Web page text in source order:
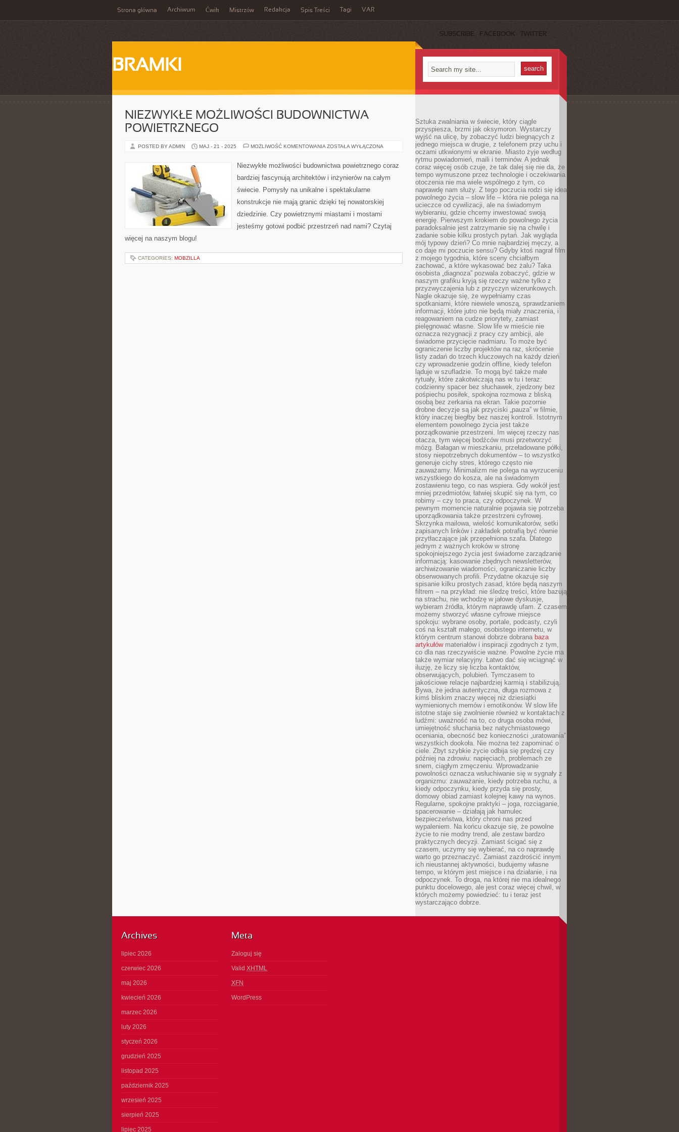
Strona główna Archiwum Ćwik Mistrzów Redakcja Spis Treści Tagi VAR
SUBSCRIBE FACEBOOK TWITTER
BRAMKI
NIEZWYKŁE MOŻLIWOŚCI BUDOWNICTWA
POWIETRZNEGO
POSTED BY ADMIN MAJ - 21 - 2025 MOŻLIWOŚĆ KOMENTOWANIA NIEZWYKŁE
POWIETRZNEGO
ZOSTAŁA WYŁĄCZONA
Niezwykłe możliwości budownictwa powietrznego coraz
bardziej fascynują architektów i inżynierów na całym
świecie. Pomysły na unikalne i spektakularne
konstrukcje nie mają granic dzięki tej nowatorskiej
dziedzinie. Czy powietrznymi miastami i mostami
jesteśmy gotowi podbić przestrzeń nad nami? Czytaj
więcej na naszym blogu!
CATEGORIES: MOBZILLA
Sztuka zwalniania w świecie, który ciągle
przyspiesza, brzmi jak oksymoron. Wystarczy
wyjść na ulicę, by zobaczyć ludzi biegnących z
jednego miejsca w drugie, z telefonem przy uchu i
oczami utkwionymi w ekranie. Miasto żyje według
rytmu powiadomień, maili i terminów. A jednak
coraz więcej osób czuje, że tak dalej się nie da, że
tempo wymuszone przez technologie i oczekiwania
otoczenia nie ma wiele wspólnego z tym, co
naprawdę nam służy. Z tego poczucia rodzi się idea
powolnego życia – slow life – która nie polega na
ucieczce od cywilizacji, ale na świadomym
wybieraniu, gdzie chcemy inwestować swoją
energię. Pierwszym krokiem do powolnego życia
paradoksalnie jest zatrzymanie się na chwilę i
zadanie sobie kilku prostych pytań. Jak wygląda
mój typowy dzień? Co mnie najbardziej męczy, a
co daje mi poczucie sensu? Gdyby ktoś nagrał film
z mojego tygodnia, które sceny chciałbym
zachować, a które wykasować bez żalu? Taka
osobista „diagnoza” pozwala zobaczyć, gdzie w
naszym grafiku kryją się rzeczy ważne tylko z
przyzwyczajenia lub z przyczyn wizerunkowych.
Nagle okazuje się, że wypełniamy czas
spotkaniami, które niewiele wnoszą, sprawdzaniem
informacji, które jutro nie będą miały znaczenia, i
reagowaniem na cudze priorytety, zamiast
pielęgnować własne. Slow life w mieście nie
oznacza rezygnacji z pracy czy ambicji, ale
świadome przycięcie nadmiaru. To może być
ograniczenie liczby projektów na raz, skrócenie
listy zadań do trzech kluczowych na każdy dzień
czy wprowadzenie godzin offline, kiedy telefon
ląduje w szufladzie. To mogą być także małe
rytuały, które zakotwiczają nas w tu i teraz:
codzienny spacer bez słuchawek, zjedzony bez
pośpiechu posiłek, spokojna rozmowa z bliską
osobą bez zerkania na ekran. Takie pozornie
drobne decyzje są jak przyciski „pauza” w filmie,
który inaczej biegłby bez naszej kontroli. Istotnym
elementem powolnego życia jest także
porządkowanie przestrzeni. Im więcej rzeczy nas
otacza, tym więcej bodźców musi przetworzyć
mózg. Bałagan w mieszkaniu, przeładowane półki,
stosy niepotrzebnych dokumentów – to wszystko
generuje cichy stres, którego często nie
zauważamy. Minimalizm nie polega na wyrzuceniu
wszystkiego do kosza, ale na świadomym
zostawieniu tego, co nas wspiera. Gdy wokół jest
mniej przedmiotów, łatwiej skupić się na tym, co
robimy – czy to praca, czy odpoczynek. W
pewnym momencie naturalnie pojawia się potrzeba
uporządkowania także przestrzeni cyfrowej.
Skrzynka mailowa, wielość komunikatorów, setki
zapisanych linków i zakładek potrafią być równie
przytłaczające jak przepełniona szafa. Dlatego
jednym z ważnych kroków w stronę
spokojniejszego życia jest świadome zarządzanie
informacją: kasowanie zbędnych newsletterów,
archiwizowanie wiadomości, ograniczanie liczby
obserwowanych profili. Przydatne okazuje się
spisanie kilku prostych zasad, które będą naszym
filtrem – na przykład: nie śledzę treści, które bazują
na strachu, nie wchodzę w jałowe dyskusje,
wybieram źródła, którym naprawdę ufam. Z czasem
możemy stworzyć własne cyfrowe miejsce
spokoju: wybrane osoby, portale, podcasty, czyli
coś na kształt małego, osobistego internetu, w
którym centrum stanowi dobrze dobrana baza
artykułówmateriałów i inspiracji zgodnych z tym,
co dla nas rzeczywiście ważne. Powolne życie ma
także wymiar relacyjny. Łatwo dać się wciągnąć w
iluzję, że liczy się liczba kontaktów,
obserwujących, polubień. Tymczasem to
jakościowe relacje najbardziej karmią i stabilizują.
Bywa, że jedna autentyczna, długa rozmowa z
kimś bliskim znaczy więcej niż dziesiątki
wymienionych memów i emotikonów. W slow life
istotne staje się zwolnienie również w kontaktach z
ludźmi: uważność na to, co druga osoba mówi,
umiejętność słuchania bez natychmiastowego
oceniania, obecność bez konieczności „uratowania”
wszystkich dookoła. Nie można też zapominać o
ciele. Zbyt szybkie życie odbija się prędzej czy
później na zdrowiu: napięciach, problemach ze
snem, ciągłym zmęczeniu. Wprowadzanie
powolności oznacza wsłuchiwanie się w sygnały z
organizmu: zauważanie, kiedy potrzeba ruchu, a
kiedy odpoczynku, kiedy przyda się prosty,
domowy obiad zamiast kolejnej kawy na wynos.
Regularne, spokojne praktyki – joga, rozciąganie,
spacerowanie – działają jak hamulec
bezpieczeństwa, który chroni nas przed
wypaleniem. Na końcu okazuje się, że powolne
życie to nie modny trend, ale zestaw bardzo
praktycznych decyzji. Zamiast ścigać się z
czasem, uczymy się wybierać, na co naprawdę
warto go przeznaczyć. Zamiast zazdrościć innym
ich nieustannej aktywności, budujemy własne
tempo, w którym jest miejsce i na działanie, i na
odpoczynek. To droga, na której nie ma idealnego
punktu docelowego, ale jest coraz więcej chwil, w
których możemy powiedzieć: tu i teraz jest
wystarczająco dobrze.
Archives
lipiec 2026
czerwiec 2026
maj 2026
kwiecień 2026
marzec 2026
luty 2026
styczeń 2026
grudzień 2025
listopad 2025
październik 2025
wrzesień 2025
sierpień 2025
lipiec 2025
Meta
Zaloguj się
Valid XHTML
XFN
WordPress